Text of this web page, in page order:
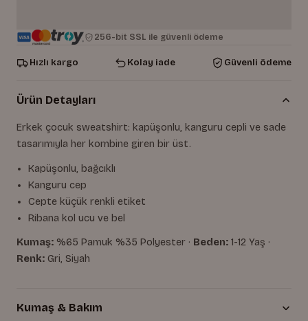
256-bit SSL ile güvenli ödeme
Hızlı kargo Kolay iade Güvenli ödeme
Ürün Detayları
Erkek çocuk sweatshirt: kapüşonlu, kanguru cepli ve sade
tasarımıyla her kombine giren bir üst.
Kapüşonlu, bağcıklı
Kanguru cep
Cepte küçük renkli etiket
Ribana kol ucu ve bel
Kumaş: %65 Pamuk %35 Polyester · Beden: 1-12 Yaş ·
Renk: Gri, Siyah
Kumaş & Bakım